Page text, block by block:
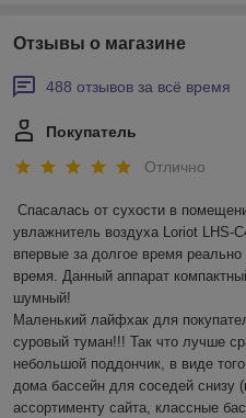
Отзывы о магазине
488 отзывов за всё время
Покупатель
Отлично
Спасалась от сухости в
увлажнитель воздуха Loriot LHS-
впервые за долгое время
время. Данный аппарат
шумный!
Маленький лайфхак для
суровый туман!!! Так что лучше
небольшой поддончик, в виде
дома бассейн для соседей снизу
ассортименту сайта, классные